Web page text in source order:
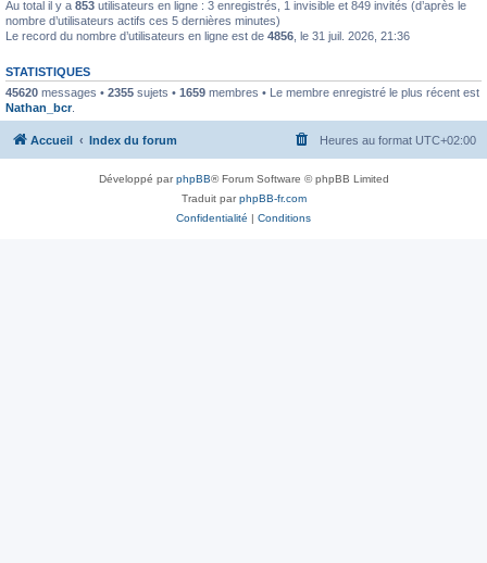
Au total il y a 853 utilisateurs en ligne : 3 enregistrés, 1 invisible et 849 invités (d’après le
nombre d’utilisateurs actifs ces 5 dernières minutes)
Le record du nombre d’utilisateurs en ligne est de 4856 , le 31 juil. 2026, 21:36
STATISTIQUES
45620 messages • 2355 sujets • 1659 membres • Le membre enregistré le plus récent est
Nathan_bcr.
Accueil Index du forum Heures au format UTC+02:00
Développé parphpBB® Forum Software © phpBB Limited
Traduit parphpBB-fr.com
Confidentialité | Conditions